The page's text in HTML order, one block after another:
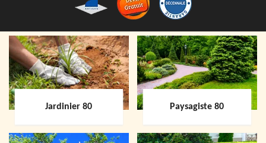
Jardinier 80 Paysagiste 80